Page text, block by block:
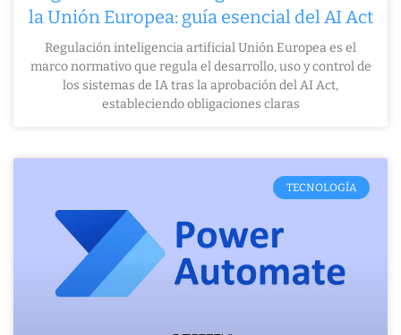
la Unión Europea: guía esencial del AI Act
Regulación inteligencia artificial Unión Europea es el
marco normativo que regula el desarrollo, uso y control de
los sistemas de IA tras la aprobación del AI Act,
estableciendo obligaciones claras
TECNOLOGÍA